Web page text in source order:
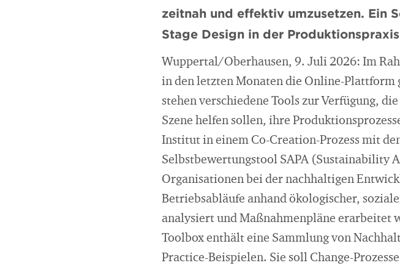
zeitnah und effektiv umzusetzen. Ein
Stage Design in der
Wuppertal/Oberhausen, 9. Juli 2026: Im
in den letzten Monaten die Online-Plattform
stehen verschiedene Tools zur Verfügung,
Szene helfen sollen, ihre
Institut in einem Co-Creation-Prozess mit
Selbstbewertungstool SAPA (Sustainability
Organisationen bei der nachhaltigen
Betriebsabläufe anhand ökologischer,
analysiert und Maßnahmenpläne erarbeitet
Toolbox enthält eine Sammlung von
Practice-Beispielen. Sie soll Change-